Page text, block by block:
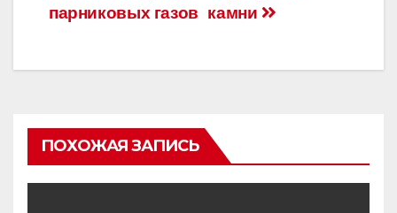
камни
парниковых газов
ПОХОЖАЯ ЗАПИСЬ